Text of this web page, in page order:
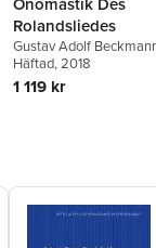
Rolandsliedes
Gustav Adolf
Häftad, 2018
1 119 kr